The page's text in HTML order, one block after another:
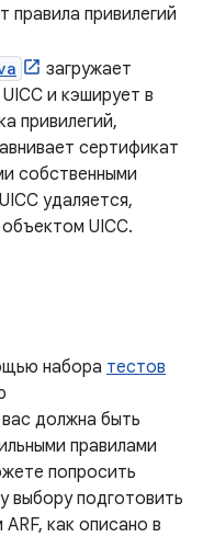
привилегий
загружает
и кэширует в
привилегий,
сертификат
собственными
удаляется,
UICC.
набора тестов
должна быть
правилами
попросить
выбору подготовить
как описано в